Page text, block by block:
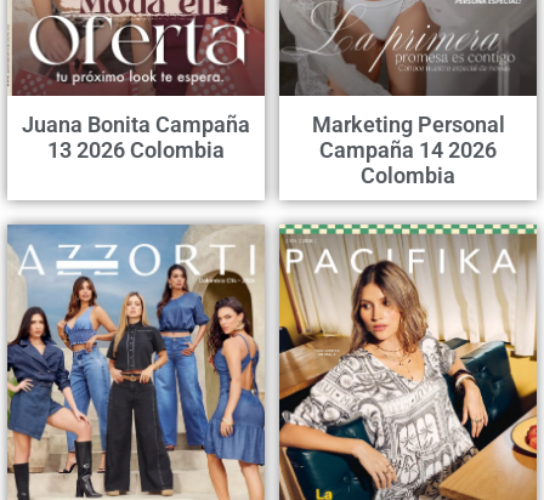
Juana Bonita Campaña
13 2026 Colombia
Marketing Personal
Campaña 14 2026
Colombia